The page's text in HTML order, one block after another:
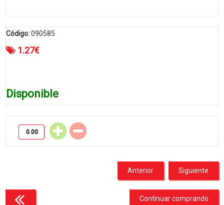
Código:090585
1.27€
Disponible
Siguiente
Anterior
Continuar comprando